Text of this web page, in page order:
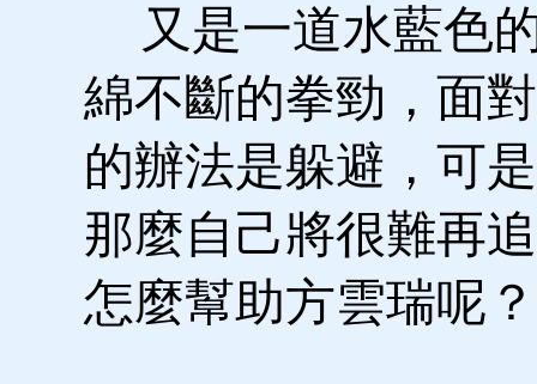
又是一道水藍色
綿不斷的拳勁，面
的辦法是躲避，可
那麼自己將很難再
怎麼幫助方雲瑞呢？